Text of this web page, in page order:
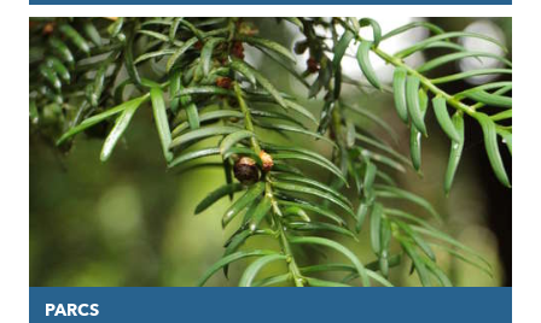
PARCS